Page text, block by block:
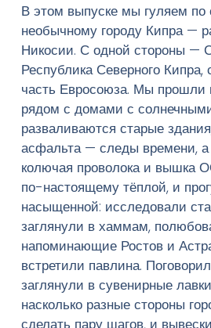
Введите текст и нажмите Enter
В этом выпуске мы гуляем
необычному городу Кипра —
Никосии. С одной стороны —
Республика Северного
часть Евросоюза. Мы прошли
рядом с домами с
разваливаются старые
асфальта — следы времени, а
колючая проволока и вышка
по-настоящему тёплой, и
насыщенной: исследовали
заглянули в хаммам,
напоминающие Ростов и
встретили павлина.
заглянули в сувенирные
насколько разные стороны
сделать пару шагов, и